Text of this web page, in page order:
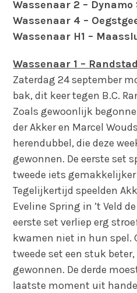
Wassenaar 2 – Dynamo
Wassenaar 4 –
Wassenaar H1 –
Wassenaar 1 –
Zaterdag 24 september
bak, dit keer tegen B.C.
Zoals gewoonlijk
der Akker en Marcel
herendubbel, die deze
gewonnen. De eerste set
tweede iets gemakkelijker
Tegelijkertijd speelden
Eveline Spring in ’t Veld
eerste set verliep erg
kwamen niet in hun spel.
tweede set een stuk
gewonnen. De derde
laatste moment uit